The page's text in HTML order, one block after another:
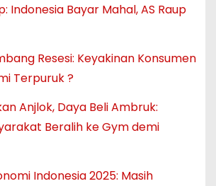
Indonesia Bayar Mahal, AS Raup
Resesi: Keyakinan Konsumen
Terpuruk ?
Anjlok, Daya Beli Ambruk:
Beralih ke Gym demi
Indonesia 2025: Masih